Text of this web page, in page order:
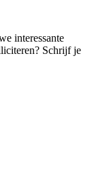
interessante
Schrijf je